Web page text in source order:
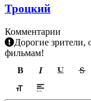
Троцкий
Комментарии
Дорогие зрители,
фильмам!